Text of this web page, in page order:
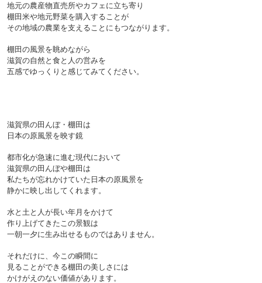
地元の農産物直売所やカフェに立ち寄り
棚田米や地元野菜を購入することが
その地域の農業を支えることにもつながります。
棚田の風景を眺めながら
滋賀の自然と食と人の営みを
五感でゆっくりと感じてみてください。
滋賀県の田んぼ・棚田は
日本の原風景を映す鏡
都市化が急速に進む現代において
滋賀県の田んぼや棚田は
私たちが忘れかけていた日本の原風景を
静かに映し出してくれます。
水と土と人が長い年月をかけて
作り上げてきたこの景観は
一朝一夕に生み出せるものではありません。
それだけに、今この瞬間に
見ることができる棚田の美しさには
かけがえのない価値があります。